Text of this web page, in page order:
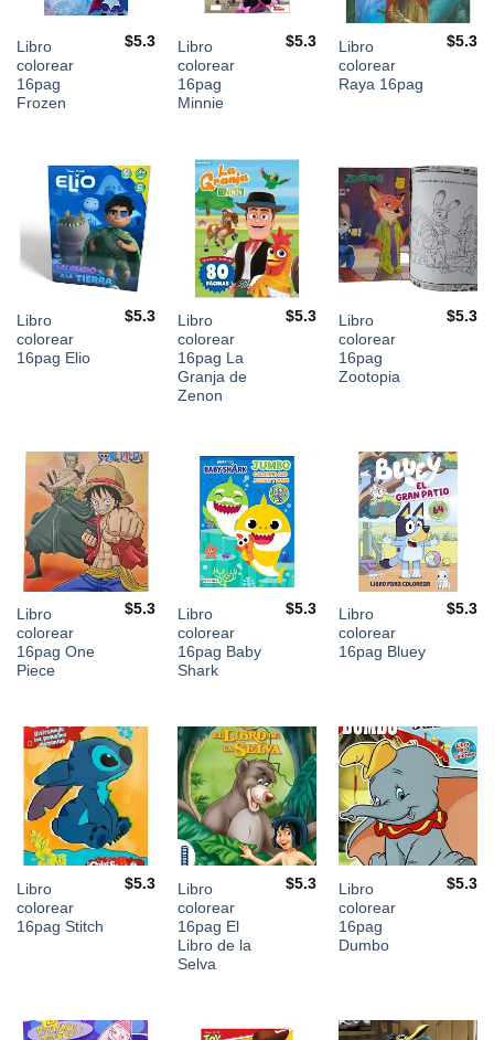
Libro
colorear
16pag
Frozen
$5.3
Libro
colorear
16pag
Minnie
$5.3
Libro
colorear
Raya 16pag
$5.3
Libro
colorear
16pag Elio
$5.3
Libro
colorear
16pag La
Granja de
Zenon
$5.3
Libro
colorear
16pag
Zootopia
$5.3
Libro
colorear
16pag One
Piece
$5.3
Libro
colorear
16pag Baby
Shark
$5.3
Libro
colorear
16pag Bluey
$5.3
Libro
colorear
16pag Stitch
$5.3
Libro
colorear
16pag El
Libro de la
Selva
$5.3
Libro
colorear
16pag
Dumbo
$5.3